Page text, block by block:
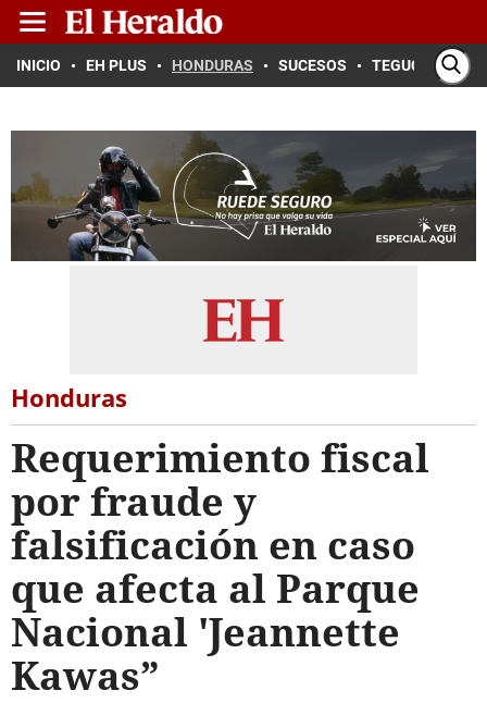
INICIO EH PLUS HONDURAS SUCESOS TEGUCIGALPA
Honduras
Requerimiento fiscal
por fraude y
falsificación en caso
que afecta al Parque
Nacional 'Jeannette
Kawas”